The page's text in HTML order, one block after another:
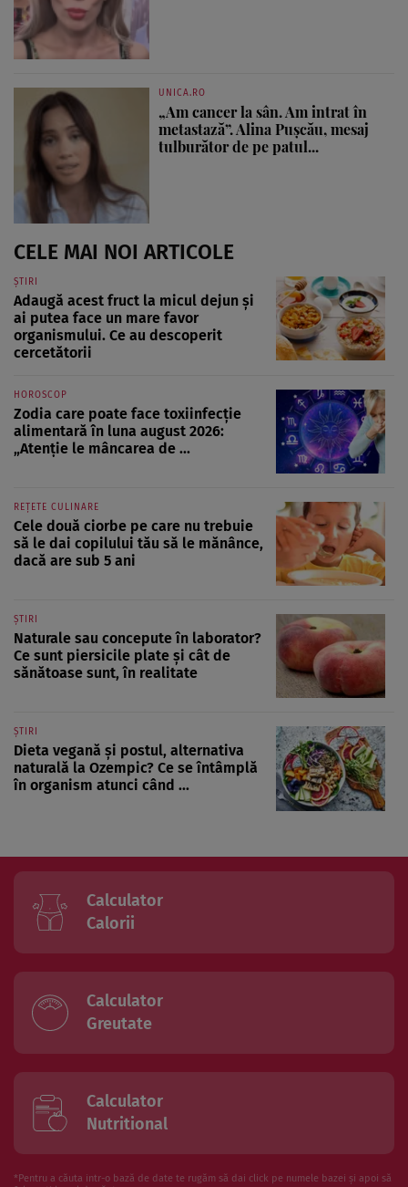
UNICA.RO
„Am cancer la sân. Am intrat în
metastază”. Alina Pușcău, mesaj
tulburător de pe patul...
CELE MAI NOI ARTICOLE
ȘTIRI
Adaugă acest fruct la micul dejun și
ai putea face un mare favor
organismului. Ce au descoperit
cercetătorii
HOROSCOP
Zodia care poate face toxiinfecție
alimentară în luna august 2026:
„Atenție le mâncarea de ...
REȚETE CULINARE
Cele două ciorbe pe care nu trebuie
să le dai copilului tău să le mănânce,
dacă are sub 5 ani
ȘTIRI
Naturale sau concepute în laborator?
Ce sunt piersicile plate și cât de
sănătoase sunt, în realitate
ȘTIRI
Dieta vegană și postul, alternativa
naturală la Ozempic? Ce se întâmplă
în organism atunci când ...
Calculator
Calorii
Calculator
Greutate
Calculator
Nutritional
*Pentru a căuta intr-o bază de date te rugăm să dai click pe numele bazei și apoi să